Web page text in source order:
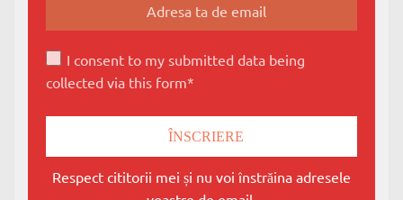
I consent to my submitted data being
collected via this form*
Respect cititorii mei și nu voi înstrăina adresele